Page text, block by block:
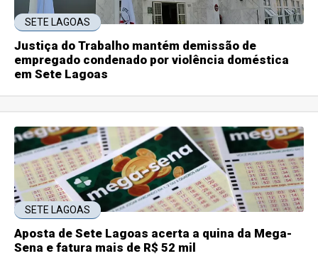
SETE LAGOAS
Justiça do Trabalho mantém demissão de
empregado condenado por violência doméstica
em Sete Lagoas
SETE LAGOAS
Aposta de Sete Lagoas acerta a quina da Mega-
Sena e fatura mais de R$ 52 mil